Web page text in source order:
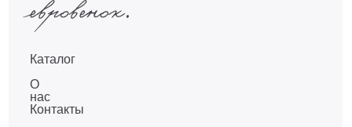
Каталог
О
нас
Контакты